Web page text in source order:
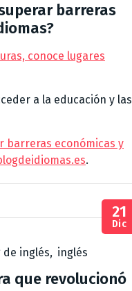
barreras
conoce lugares
a la educación y las
barreras económicas y
.
de inglés, inglés
21
Dic
que revolucionó